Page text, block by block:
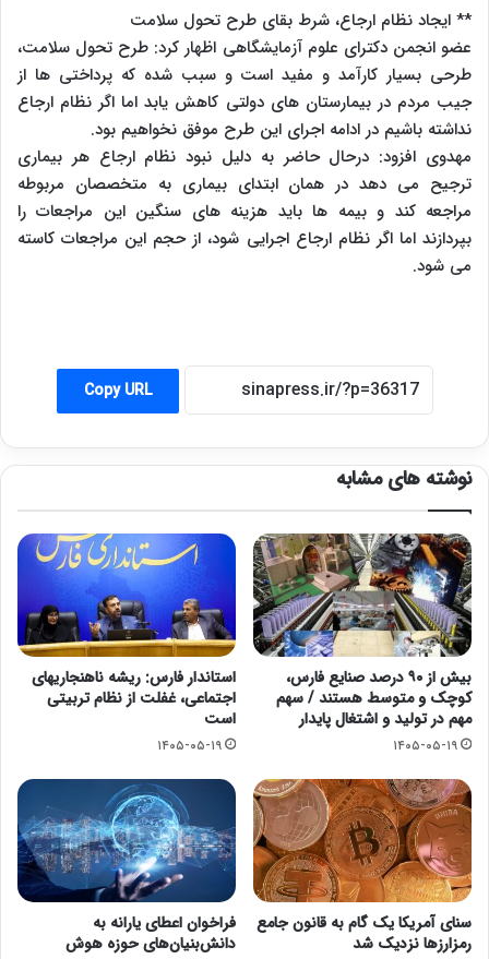
** ایجاد نظام ارجاع، شرط بقای طرح تحول سلامت
عضو انجمن دکترای علوم آزمایشگاهی اظهار کرد: طرح تحول سلامت،
طرحی بسیار کارآمد و مفید است و سبب شده که پرداختی ها از
جیب مردم در بیمارستان های دولتی کاهش یابد اما اگر نظام ارجاع
نداشته باشیم در ادامه اجرای این طرح موفق نخواهیم بود.
مهدوی افزود: درحال حاضر به دلیل نبود نظام ارجاع هر بیماری
ترجیح می دهد در همان ابتدای بیماری به متخصصان مربوطه
مراجعه کند و بیمه ها باید هزینه های سنگین این مراجعات را
بپردازند اما اگر نظام ارجاع اجرایی شود، از حجم این مراجعات کاسته
می شود.
Copy URL
نوشته های مشابه
بیش از ۹۰ درصد صنایع فارس،
کوچک و متوسط هستند / سهم
مهم در تولید و اشتغال پایدار
۱۴۰۵-۰۵-۱۹
استاندار فارس: ریشه ناهنجاریهای
اجتماعی، غفلت از نظام تربیتی
است
۱۴۰۵-۰۵-۱۹
سنای آمریکا یک گام به قانون جامع
رمزارزها نزدیک شد
فراخوان اعطای یارانه به
دانش‌بنیان‌های حوزه هوش